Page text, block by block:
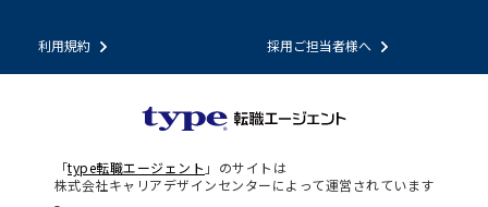
利用規約 採用ご担当者様へ
「type転職エージェント 」のサイトは
株式会社キャリアデザインセンターによって運営されています